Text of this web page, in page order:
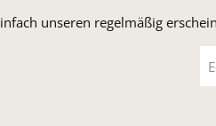
unseren regelmäßig